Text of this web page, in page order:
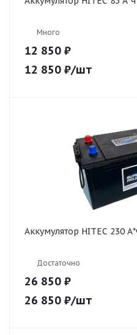
Много
12 850 ₽
12 850 ₽/шт
Аккумулятор HITEC 230
Достаточно
26 850 ₽
26 850 ₽/шт